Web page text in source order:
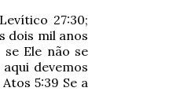
27:30;
dois mil anos
Ele não se
devemos
5:39 Se a